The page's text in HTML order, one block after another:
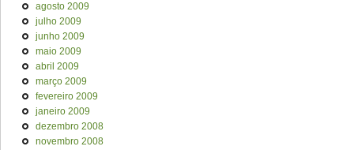
agosto 2009
julho 2009
junho 2009
maio 2009
abril 2009
março 2009
fevereiro 2009
janeiro 2009
dezembro 2008
novembro 2008